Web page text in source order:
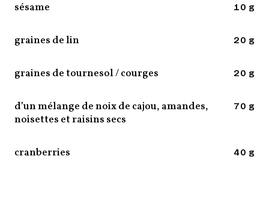
sésame 10 g
graines de lin 20 g
graines de tournesol / courges 20 g
d’un mélange de noix de cajou, amandes,
noisettes et raisins secs
70 g
cranberries 40 g